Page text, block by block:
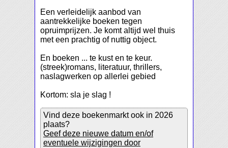
Een verleidelijk aanbod van
aantrekkelijke boeken tegen
opruimprijzen. Je komt altijd wel thuis
met een prachtig of nuttig object.
En boeken ... te kust en te keur.
(streek)romans, literatuur, thrillers,
naslagwerken op allerlei gebied
Kortom: sla je slag !
Vind deze boekenmarkt ook in 2026
plaats?
Geef deze nieuwe datum en/of
eventuele wijzigingen door